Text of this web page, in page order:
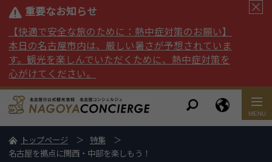
重要なお知らせ
【快適で安全な旅のために：熱中症対策のお願い】
本日の名古屋市内は、厳しい暑さが予想されていま
す。観光を楽しんでいただくために、熱中症対策を
心がけてください。
トップページ
特集
名古屋を拠点に関西・中部を楽しもう！